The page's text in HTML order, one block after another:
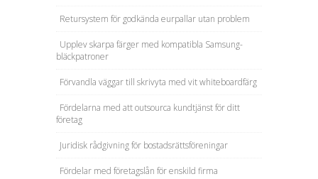
Retursystem för godkända eurpallar utan problem
Upplev skarpa färger med kompatibla Samsung-
bläckpatroner
Förvandla väggar till skrivyta med vit whiteboardfärg
Fördelarna med att outsourca kundtjänst för ditt
företag
Juridisk rådgivning för bostadsrättsföreningar
Fördelar med företagslån för enskild firma